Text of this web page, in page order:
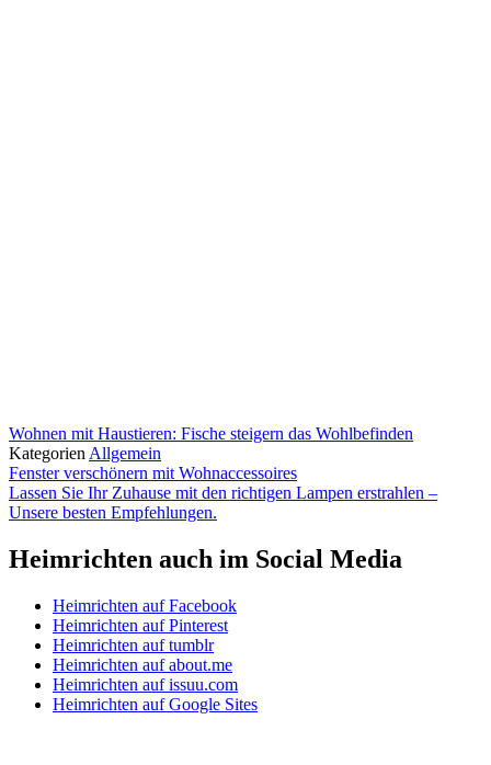
Wohnen mit Haustieren: Fische steigern das Wohlbefinden
Kategorien Allgemein
Fenster verschönern mit Wohnaccessoires
Lassen Sie Ihr Zuhause mit den richtigen Lampen erstrahlen –
Unsere besten Empfehlungen.
Heimrichten auch im Social Media
Heimrichten auf Facebook
Heimrichten auf Pinterest
Heimrichten auf tumblr
Heimrichten auf about.me
Heimrichten auf issuu.com
Heimrichten auf Google Sites